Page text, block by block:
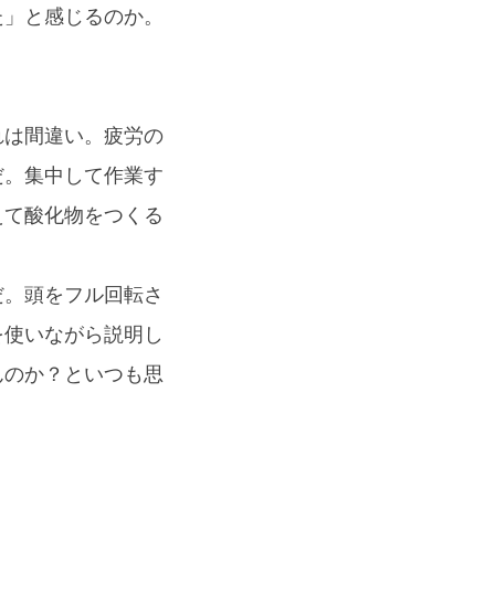
と感じるのか。
間違い。疲労の
集中して作業す
酸化物をつくる
頭をフル回転さ
いながら説明し
か？といつも思